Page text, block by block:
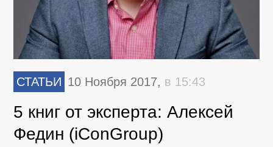
СТАТЬИ 10 Ноября 2017, в 15:43
5 книг от эксперта: Алексей
Федин (iConGroup)